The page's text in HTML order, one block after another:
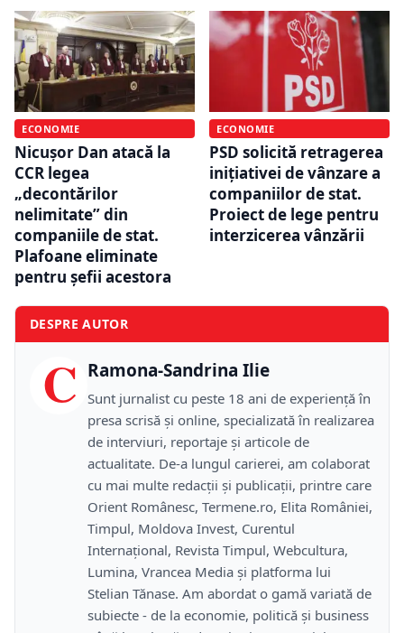
ECONOMIE
Nicușor Dan atacă la
CCR legea
„decontărilor
nelimitate” din
companiile de stat.
Plafoane eliminate
pentru șefii acestora
ECONOMIE
PSD solicită retragerea
inițiativei de vânzare a
companiilor de stat.
Proiect de lege pentru
interzicerea vânzării
DESPRE AUTOR
C Ramona-Sandrina Ilie
Sunt jurnalist cu peste 18 ani de experiență în
presa scrisă și online, specializată în realizarea
de interviuri, reportaje și articole de
actualitate. De-a lungul carierei, am colaborat
cu mai multe redacții și publicații, printre care
Orient Românesc, Termene.ro, Elita României,
Timpul, Moldova Invest, Curentul
Internațional, Revista Timpul, Webcultura,
Lumina, Vrancea Media și platforma lui
Stelian Tănase. Am abordat o gamă variată de
subiecte - de la economie, politică și business